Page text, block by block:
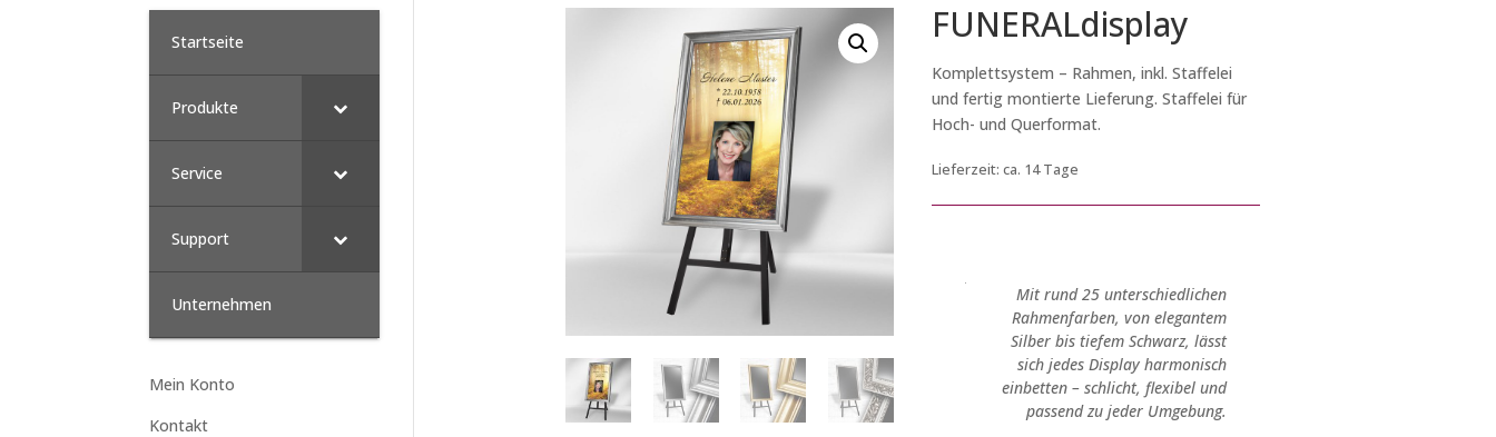
FUNERALdisplay
Komplettsystem – Rahmen, inkl. Staffelei
und fertig montierte Lieferung. Staffelei für
Hoch- und Querformat.
Lieferzeit: ca. 14 Tage
Mit rund 25 unterschiedlichen
Rahmenfarben, von elegantem
Silber bis tiefem Schwarz, lässt
sich jedes Display harmonisch
einbetten – schlicht, flexibel und
passend zu jeder Umgebung.
Startseite
Produkte
Service
Support
Unternehmen
Mein Konto
Kontakt